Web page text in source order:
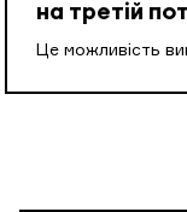
на третій
Це можливість